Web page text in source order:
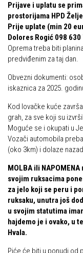
Plan aktivnosti za
Putevi koje održava
Povijest Markacijske
Prijave i uplatu se
prostorijama HPD
Prije uplate (min 20
Dolores Rogić 098 630
Oprema treba biti
predviđenim za taj dan.
Obvezni dokumenti:
iskaznica za 2025.
Kod lovačke kuće
grah, za sve koji su
Moguće se i okupati u
Vozači automobila
(oko 3km) i dolaze
MOLBA ili
svojim ruksacima
za jelo koji se peru i
ruksaku, unutra još
u svojim statutima
hajdemo je i ovako, u
Hvala.
Piće će biti u ponudi od